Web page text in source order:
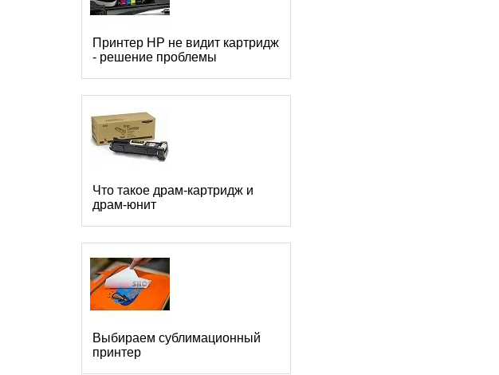
Принтер HP не видит картридж
- решение проблемы
Что такое драм-картридж и
драм-юнит
Выбираем сублимационный
принтер